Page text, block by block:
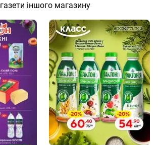
газети іншого магазину